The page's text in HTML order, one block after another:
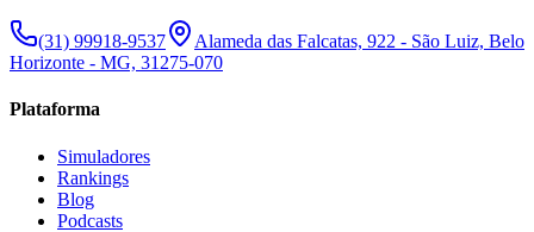
(31) 99918-9537
Alameda das Falcatas, 922 - São Luiz, Belo
Horizonte - MG, 31275-070
Plataforma
Simuladores
Rankings
Blog
Podcasts